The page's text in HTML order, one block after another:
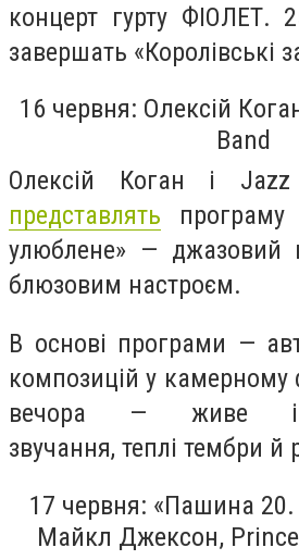
концерт гурту ФІОЛЕТ.
завершать «Королівські
16 червня: Олексій
Band
Олексій Коган і
представлять
улюблене» — джазовий
блюзовим настроєм.
В основі програми —
композицій у камерному
вечора — живе
звучання, теплі тембри й
17 червня: «Пашина
Майкл Джексон,